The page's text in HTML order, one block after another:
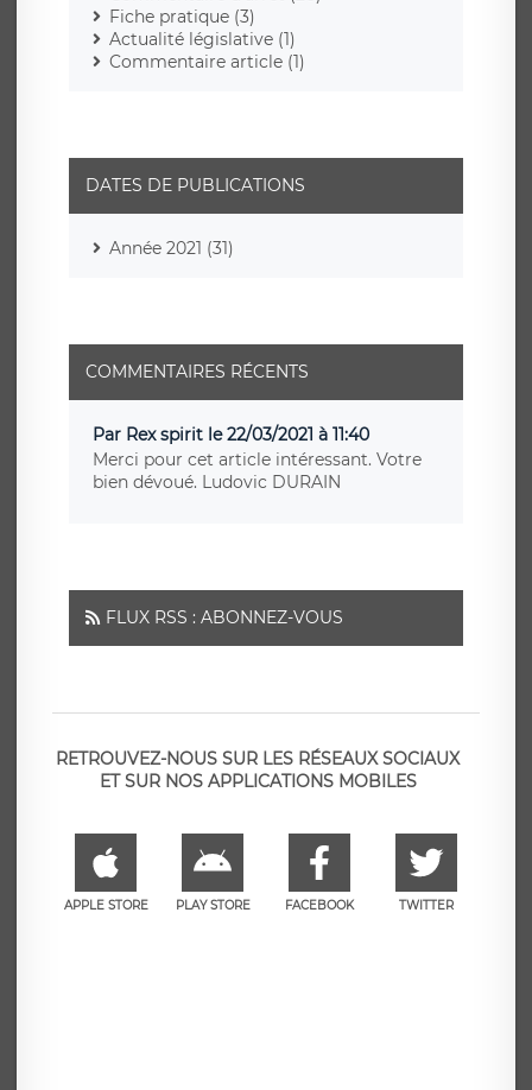
Fiche pratique (3)
Actualité législative (1)
Commentaire article (1)
DATES DE PUBLICATIONS
Année 2021 (31)
COMMENTAIRES RÉCENTS
Par Rex spirit le 22/03/2021 à 11:40
Merci pour cet article intéressant. Votre
bien dévoué. Ludovic DURAIN
FLUX RSS : ABONNEZ-VOUS
RETROUVEZ-NOUS SUR LES RÉSEAUX SOCIAUX
ET SUR NOS APPLICATIONS MOBILES
APPLE STORE PLAY STORE FACEBOOK TWITTER